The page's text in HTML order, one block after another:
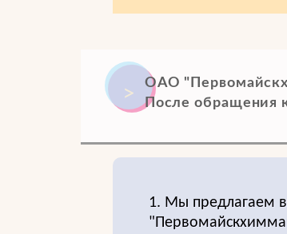
ОАО
После обращения
1. Мы предлагаем